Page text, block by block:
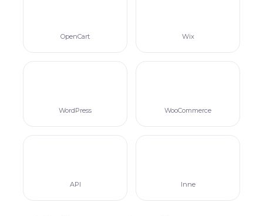
OpenCart Wix
WordPress WooCommerce
API Inne